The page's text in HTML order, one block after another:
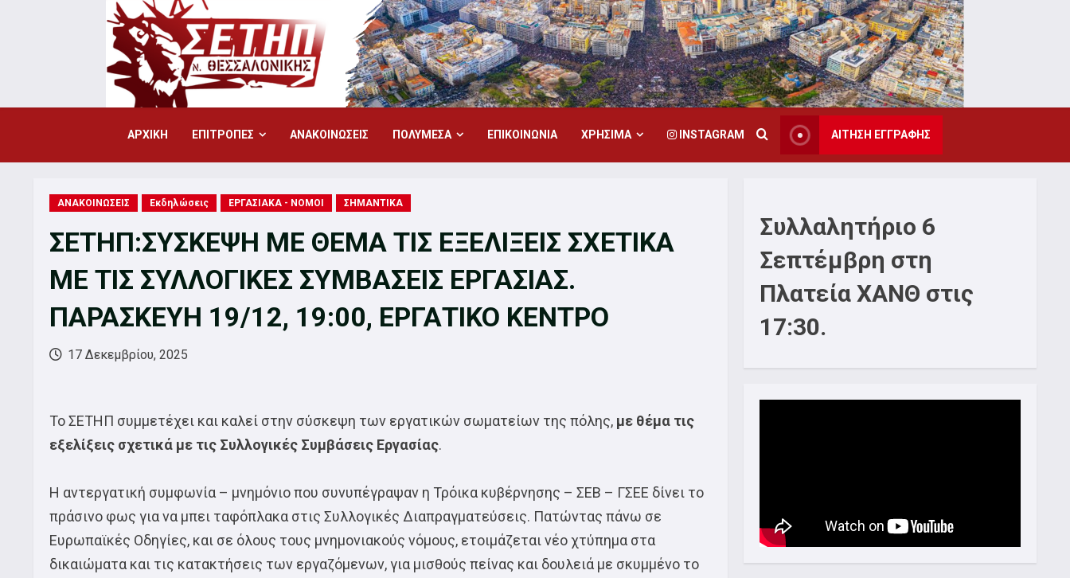
ΑΡΧΙΚΗ ΕΠΙΤΡΟΠΕΣ ΑΝΑΚΟΙΝΩΣΕΙΣ ΠΟΛΥΜΕΣΑ ΕΠΙΚΟΙΝΩΝΙΑ ΧΡΗΣΙΜΑ INSTAGRAM ΑΙΤΗΣΗ ΕΓΓΡΑΦΗΣ
ΑΝΑΚΟΙΝΩΣΕΙΣ Εκδηλώσεις ΕΡΓΑΣΙΑΚΑ - ΝΟΜΟΙ ΣΗΜΑΝΤΙΚΑ
ΣΕΤΗΠ:ΣΥΣΚΕΨΗ ΜΕ ΘΕΜΑ ΤΙΣ ΕΞΕΛΙΞΕΙΣ ΣΧΕΤΙΚΑ
ΜΕ ΤΙΣ ΣΥΛΛΟΓΙΚΕΣ ΣΥΜΒΑΣΕΙΣ ΕΡΓΑΣΙΑΣ.
ΠΑΡΑΣΚΕΥΗ 19/12, 19:00, ΕΡΓΑΤΙΚΟ ΚΕΝΤΡΟ
17 Δεκεμβρίου, 2025
Το ΣΕΤΗΠ συμμετέχει και καλεί στην σύσκεψη των εργατικών σωματείων της πόλης, με θέμα τις
εξελίξεις σχετικά με τις Συλλογικές Συμβάσεις Εργασίας.
Η αντεργατική συμφωνία – μνημόνιο που συνυπέγραψαν η Τρόικα κυβέρνησης – ΣΕΒ – ΓΣΕΕ δίνει το
πράσινο φως για να μπει ταφόπλακα στις Συλλογικές Διαπραγματεύσεις. Πατώντας πάνω σε
Ευρωπαϊκές Οδηγίες, και σε όλους τους μνημονιακούς νόμους, ετοιμάζεται νέο χτύπημα στα
δικαιώματα και τις κατακτήσεις των εργαζόμενων, για μισθούς πείνας και δουλειά με σκυμμένο το
Συλλαλητήριο 6
Σεπτέμβρη στη
Πλατεία ΧΑΝΘ στις
17:30.